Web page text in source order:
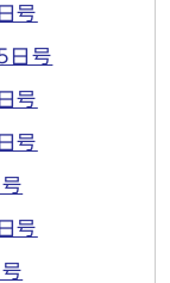
号
日号
号
号
号